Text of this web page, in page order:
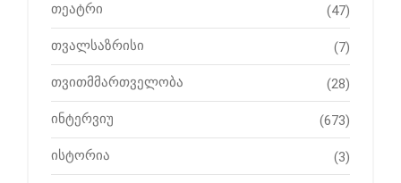
თეატრი (47)
თვალსაზრისი (7)
თვითმმართველობა (28)
ინტერვიუ (673)
ისტორია (3)